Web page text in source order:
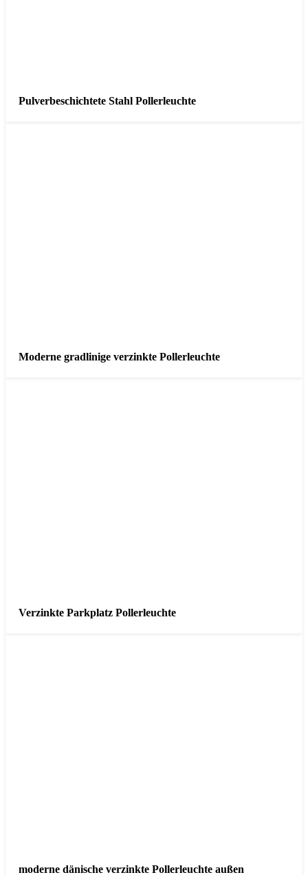
Pulverbeschichtete Stahl Pollerleuchte
Moderne gradlinige verzinkte Pollerleuchte
Verzinkte Parkplatz Pollerleuchte
moderne dänische verzinkte Pollerleuchte außen